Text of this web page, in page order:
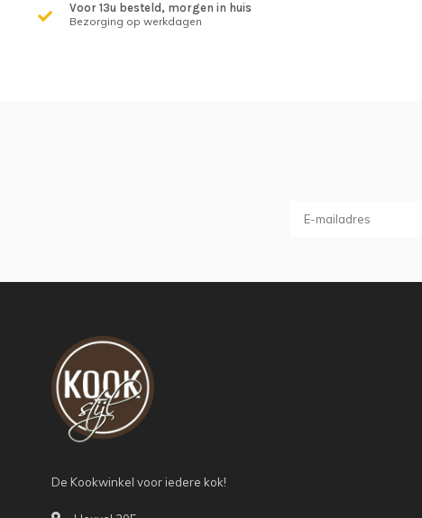
Voor 13u besteld, morgen in huis
Bezorging op werkdagen
De Kookwinkel voor iedere kok!